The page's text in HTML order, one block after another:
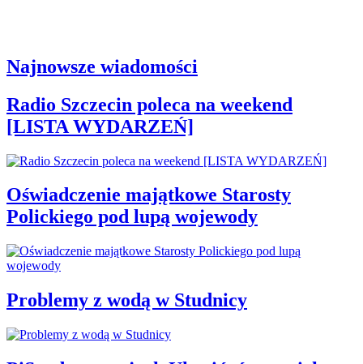
Najnowsze wiadomości
Radio Szczecin poleca na weekend
[LISTA WYDARZEŃ]
Oświadczenie majątkowe Starosty
Polickiego pod lupą wojewody
Problemy z wodą w Studnicy